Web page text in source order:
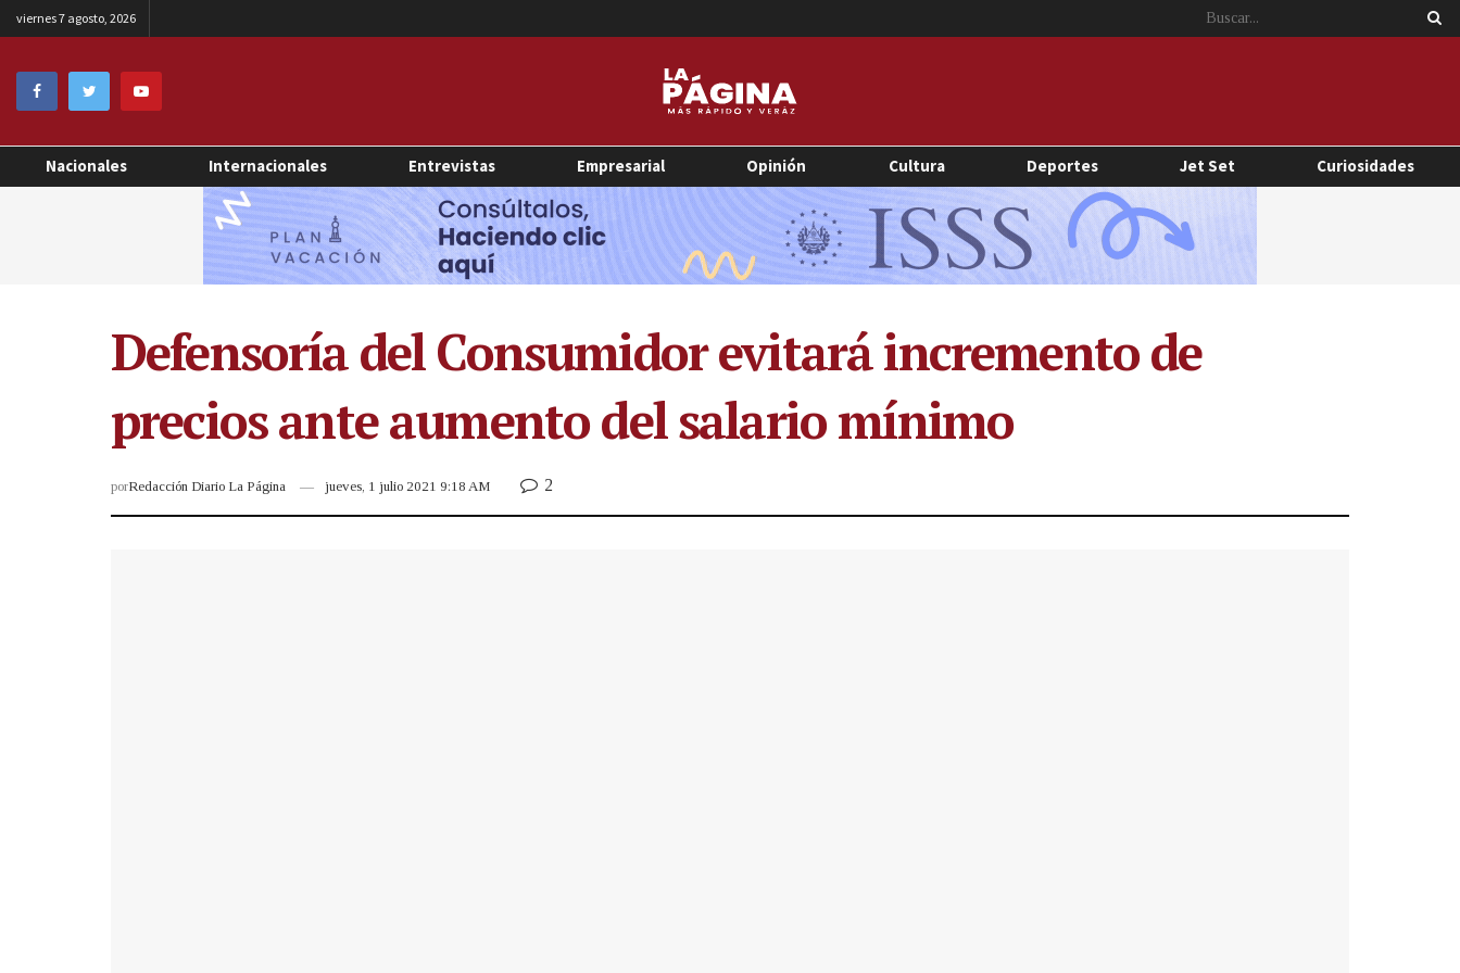
viernes 7 agosto, 2026
Nacionales Internacionales Entrevistas Empresarial Opinión Cultura Deportes Jet Set Curiosidades
Defensoría del Consumidor evitará incremento de
precios ante aumento del salario mínimo
porRedacción Diario La Página jueves, 1 julio 2021 9:18 AM 2